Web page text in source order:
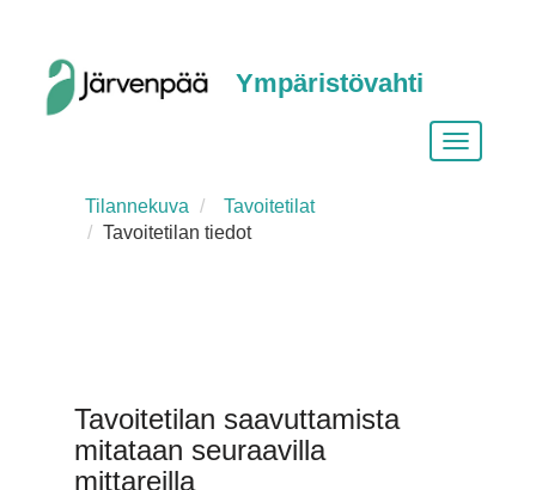
Ympäristövahti
Vaihda
Tilannekuva
Tavoitetilat
Tavoitetilan tiedot
Tavoitetilan saavuttamista
mitataan seuraavilla
mittareilla